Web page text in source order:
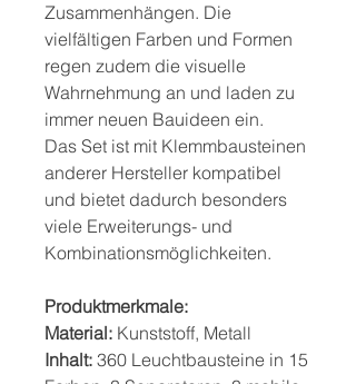
Zusammenhängen. Die
vielfältigen Farben und Formen
regen zudem die visuelle
Wahrnehmung an und laden zu
immer neuen Bauideen ein.
Das Set ist mit Klemmbausteinen
anderer Hersteller kompatibel
und bietet dadurch besonders
viele Erweiterungs- und
Kombinationsmöglichkeiten.
Produktmerkmale:
Material: Kunststoff, Metall
Inhalt: 360 Leuchtbausteine in 15